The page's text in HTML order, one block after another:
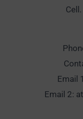
Email
Email 2: